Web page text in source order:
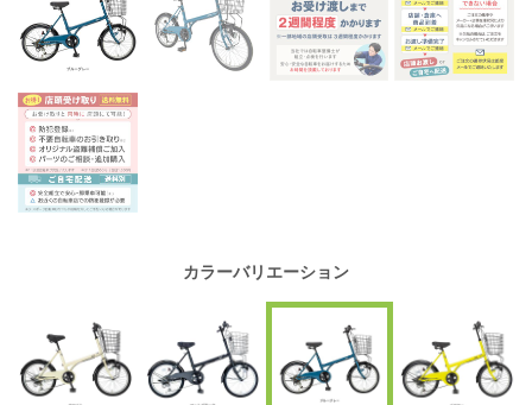
カラーバリエーション